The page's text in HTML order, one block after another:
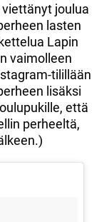
viettänyt joulua
lasten
Lapin
vaimolleen
tilillään
lisäksi
että
perheeltä,